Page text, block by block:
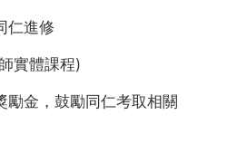
仁進修
實體課程)
勵金，鼓勵同仁考取相關